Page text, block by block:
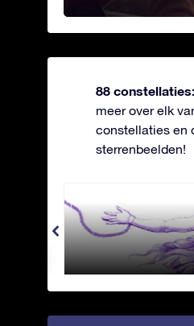
88 constellaties:
meer over elk
constellaties en
sterrenbeelden!
Andromeda -